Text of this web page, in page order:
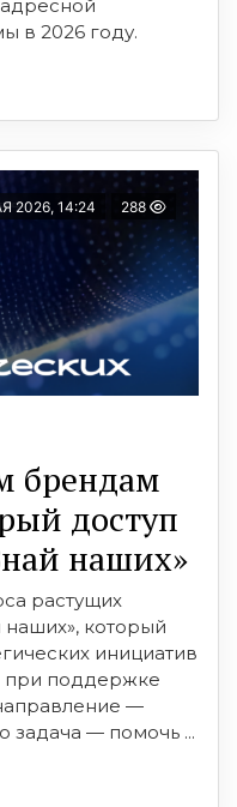
в 2026 году.
2026, 14:24 288
брендам
доступ
наших»
растущих
который
инициатив
при поддержке
—
задача — помочь ...